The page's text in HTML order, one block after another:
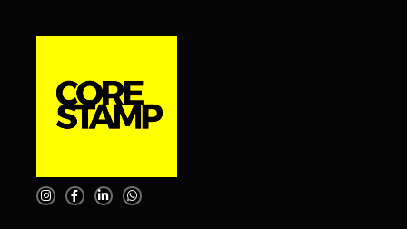
I
n
F
a
L
i
W
h